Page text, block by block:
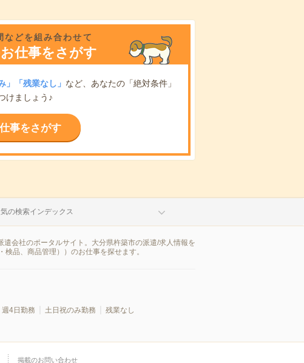
などを組み合わせて
仕事をさがす
」「残業なし」 など、あなたの「絶対条件」
けましょう♪
事をさがす
気の検索インデックス
会社のポータルサイト。大分県杵築市の派遣/求人情報を
品、商品管理））のお仕事を探せます。
週4日勤務 土日祝のみ勤務
残業なし
掲載のお問い合わせ